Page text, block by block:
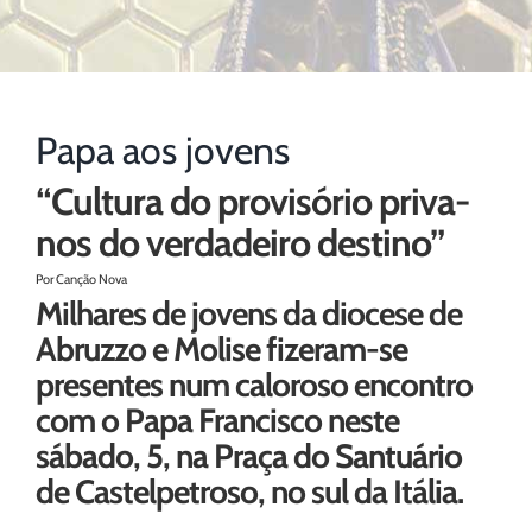
Papa aos jovens
“Cultura do provisório priva-
nos do verdadeiro destino”
Por Canção Nova
Milhares de jovens da diocese de
Abruzzo e Molise fizeram-se
presentes num caloroso encontro
com o Papa Francisco neste
sábado, 5, na Praça do Santuário
de Castelpetroso, no sul da Itália.